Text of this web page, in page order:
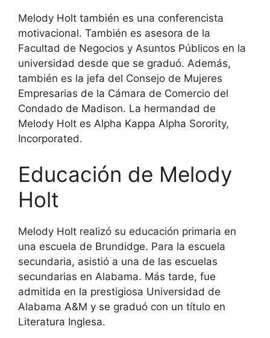
Melody Holt también es una conferencista
motivacional. También es asesora de la
Facultad de Negocios y Asuntos Públicos en la
universidad desde que se graduó. Además,
también es la jefa del Consejo de Mujeres
Empresarias de la Cámara de Comercio del
Condado de Madison. La hermandad de
Melody Holt es Alpha Kappa Alpha Sorority,
Incorporated.
Educación de Melody
Holt
Melody Holt realizó su educación primaria en
una escuela de Brundidge. Para la escuela
secundaria, asistió a una de las escuelas
secundarias en Alabama. Más tarde, fue
admitida en la prestigiosa Universidad de
Alabama A&M y se graduó con un título en
Literatura Inglesa.